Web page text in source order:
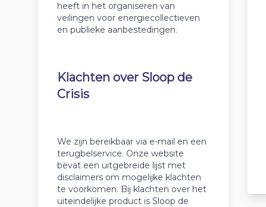
heeft in het organiseren van
veilingen voor energiecollectieven
en publieke aanbestedingen.
Klachten over Sloop de
Crisis
We zijn bereikbaar via e-mail en een
terugbelservice. Onze website
bevat een uitgebreide lijst met
disclaimers om mogelijke klachten
te voorkomen. Bij klachten over het
uiteindelijke product is Sloop de